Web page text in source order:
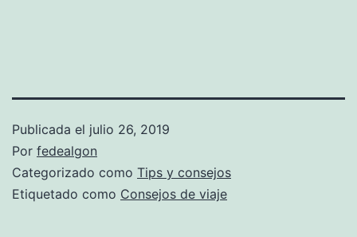
Publicada el julio 26, 2019
Por fedealgon
Categorizado como Tips y consejos
Etiquetado como Consejos de viaje